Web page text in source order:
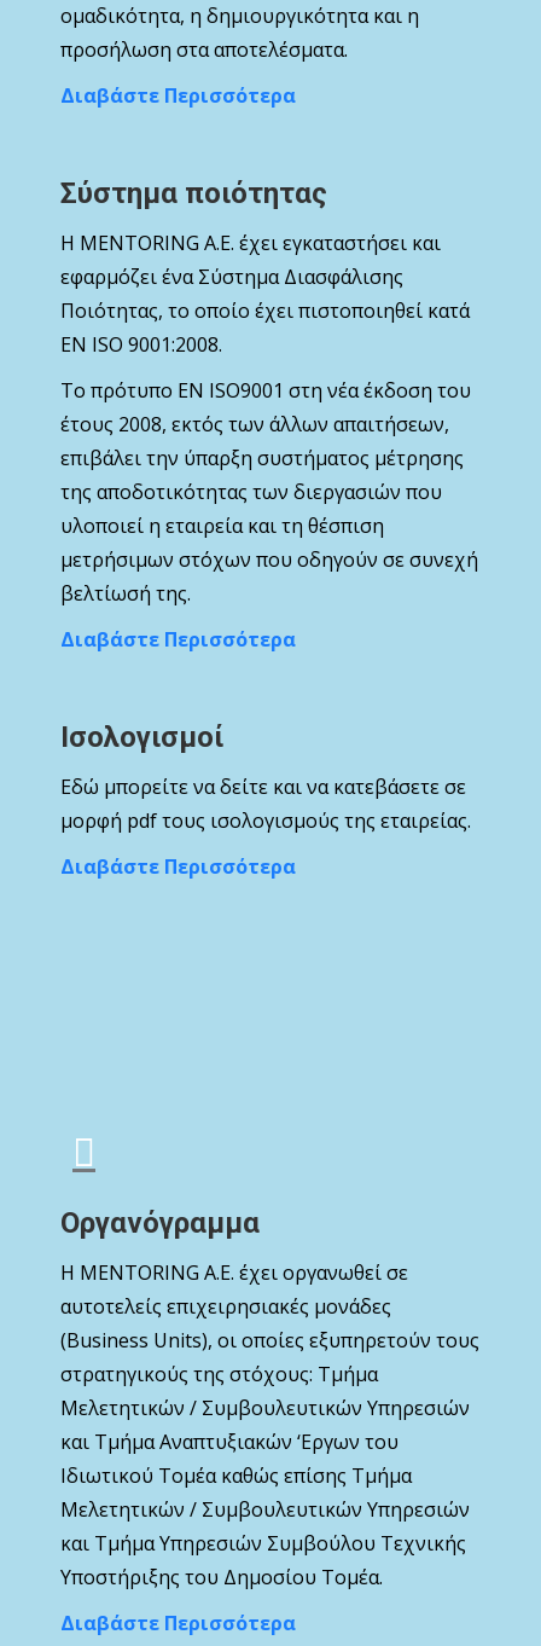
ομαδικότητα, η δημιουργικότητα και η
προσήλωση στα αποτελέσματα.
Διαβάστε Περισσότερα
Σύστημα ποιότητας
Η MENTORING Α.Ε. έχει εγκαταστήσει και
εφαρμόζει ένα Σύστημα Διασφάλισης
Ποιότητας, το οποίο έχει πιστοποιηθεί κατά
ΕΝ ISO 9001:2008.
Το πρότυπο ΕΝ ISO9001 στη νέα έκδοση του
έτους 2008, εκτός των άλλων απαιτήσεων,
επιβάλει την ύπαρξη συστήματος μέτρησης
της αποδοτικότητας των διεργασιών που
υλοποιεί η εταιρεία και τη θέσπιση
μετρήσιμων στόχων που οδηγούν σε συνεχή
βελτίωσή της.
Διαβάστε Περισσότερα
Ισολογισμοί
Εδώ μπορείτε να δείτε και να κατεβάσετε σε
μορφή pdf τους ισολογισμούς της εταιρείας.
Διαβάστε Περισσότερα
Οργανόγραμμα
Η MENTORING Α.Ε. έχει οργανωθεί σε
αυτοτελείς επιχειρησιακές μονάδες
(Business Units), οι οποίες εξυπηρετούν τους
στρατηγικούς της στόχους: Τμήμα
Μελετητικών / Συμβουλευτικών Υπηρεσιών
και Τμήμα Αναπτυξιακών ‘Εργων του
Ιδιωτικού Τομέα καθώς επίσης Τμήμα
Μελετητικών / Συμβουλευτικών Υπηρεσιών
και Τμήμα Υπηρεσιών Συμβούλου Τεχνικής
Υποστήριξης του Δημοσίου Τομέα.
Διαβάστε Περισσότερα